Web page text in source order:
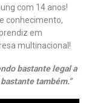
com 14 anos!
conhecimento,
em
multinacional!
bastante legal a
também.”